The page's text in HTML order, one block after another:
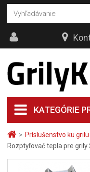
> Príslušenstvo ku grilu
Rozptyľovač tepla pre
KATEGÓRIE